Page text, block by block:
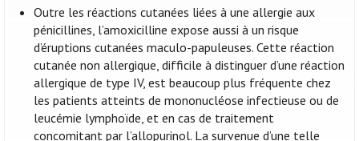
Outre les réactions cutanées liées à une allergie aux
pénicillines, l’amoxicilline expose aussi à un risque
d’éruptions cutanées maculo-papuleuses. Cette réaction
cutanée non allergique, difficile à distinguer d’une réaction
allergique de type IV, est beaucoup plus fréquente chez
les patients atteints de mononucléose infectieuse ou de
leucémie lymphoïde, et en cas de traitement
concomitant par l’allopurinol. La survenue d’une telle